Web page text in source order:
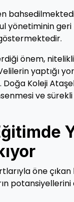
yönetiminin geri
önem,
yaptığı
Koleji
ve
öne
potansiyellerini